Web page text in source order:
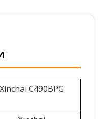
Xinchai C490BPG